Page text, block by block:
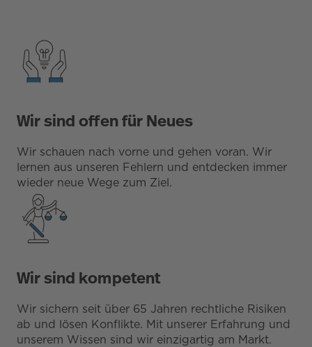
Wir sind offen für Neues
Wir schauen nach vorne und gehen voran. Wir
lernen aus unseren Fehlern und entdecken immer
wieder neue Wege zum Ziel.
Wir sind kompetent
Wir sichern seit über 65 Jahren rechtliche Risiken
ab und lösen Konflikte. Mit unserer Erfahrung und
unserem Wissen sind wir einzigartig am Markt.